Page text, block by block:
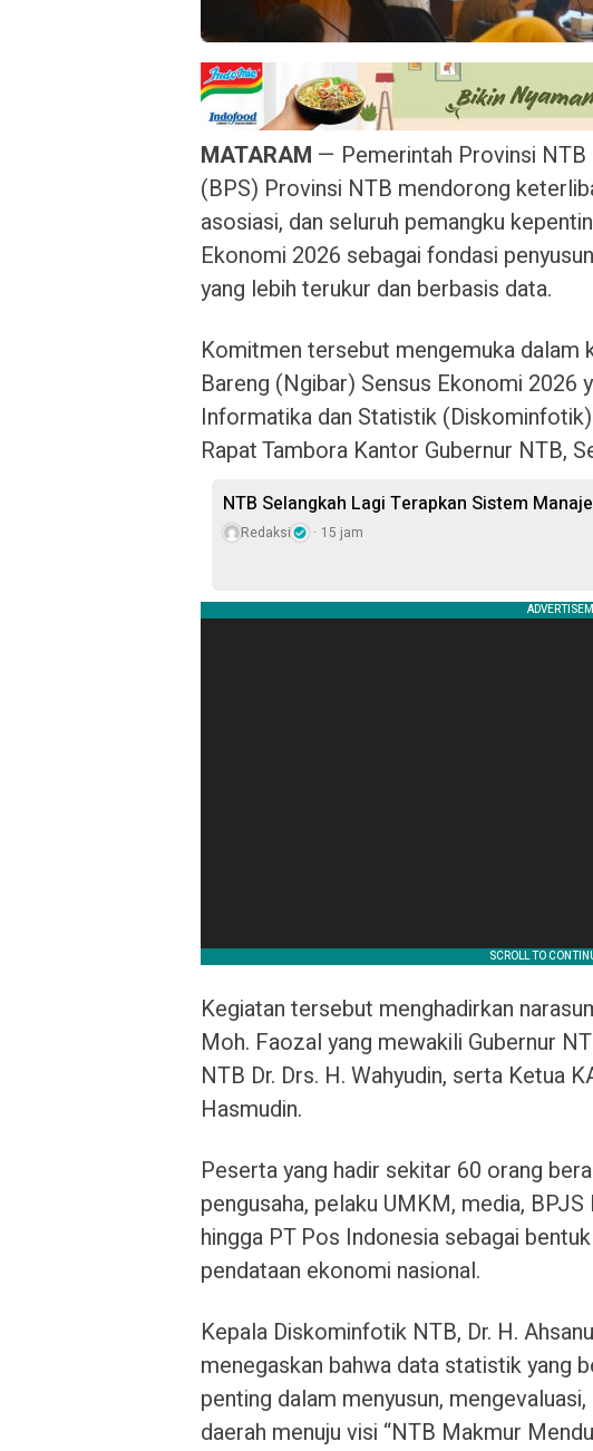
MATARAM — Pemerintah Provinsi
(BPS) Provinsi NTB mendorong
asosiasi, dan seluruh pemangku
Ekonomi 2026 sebagai fondasi
yang lebih terukur dan berbasis data.
Komitmen tersebut mengemuka dalam
Bareng (Ngibar) Sensus Ekonomi 2026
Informatika dan Statistik
Rapat Tambora Kantor Gubernur NTB,
NTB Selangkah Lagi Terapkan Sistem
Redaksi 15 jam
Kegiatan tersebut menghadirkan
Moh. Faozal yang mewakili Gubernur
NTB Dr. Drs. H. Wahyudin, serta Ketua
Hasmudin.
Peserta yang hadir sekitar 60 orang
pengusaha, pelaku UMKM, media,
hingga PT Pos Indonesia sebagai
pendataan ekonomi nasional.
Kepala Diskominfotik NTB, Dr. H.
menegaskan bahwa data statistik yang
penting dalam menyusun,
daerah menuju visi “NTB Makmur